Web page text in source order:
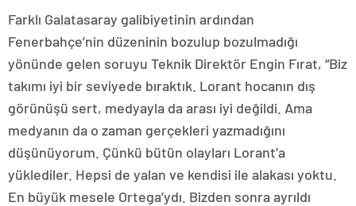
Farklı Galatasaray galibiyetinin ardından
Fenerbahçe’nin düzeninin bozulup bozulmadığı
yönünde gelen soruyu Teknik Direktör Engin Fırat, “Biz
takımı iyi bir seviyede bıraktık. Lorant hocanın dış
görünüşü sert, medyayla da arası iyi değildi. Ama
medyanın da o zaman gerçekleri yazmadığını
düşünüyorum. Çünkü bütün olayları Lorant’a
yüklediler. Hepsi de yalan ve kendisi ile alakası yoktu.
En büyük mesele Ortega’ydı. Bizden sonra ayrıldı